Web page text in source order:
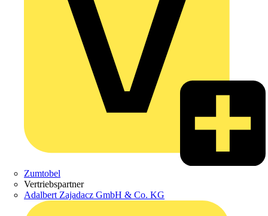
Zumtobel
Vertriebspartner
Adalbert Zajadacz GmbH & Co. KG